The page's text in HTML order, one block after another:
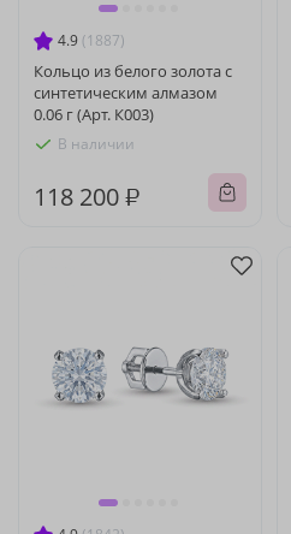
4.9 (1887)
Кольцо из белого золота с
синтетическим алмазом
0.06 г (Арт. К003)
В наличии
118 200 ₽